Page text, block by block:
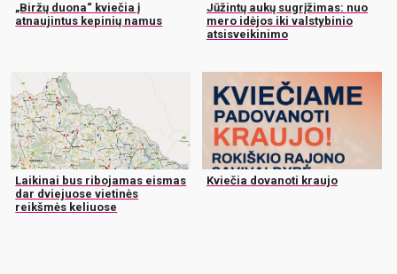
„Biržų duona“ kviečia į
atnaujintus kepinių namus
Jūžintų aukų sugrįžimas: nuo
mero idėjos iki valstybinio
atsisveikinimo
Laikinai bus ribojamas eismas
dar dviejuose vietinės
reikšmės keliuose
Kviečia dovanoti kraujo